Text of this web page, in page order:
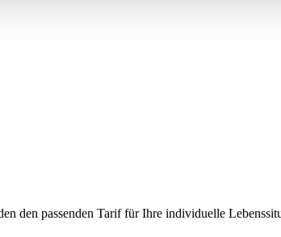
den passenden Tarif für Ihre individuelle